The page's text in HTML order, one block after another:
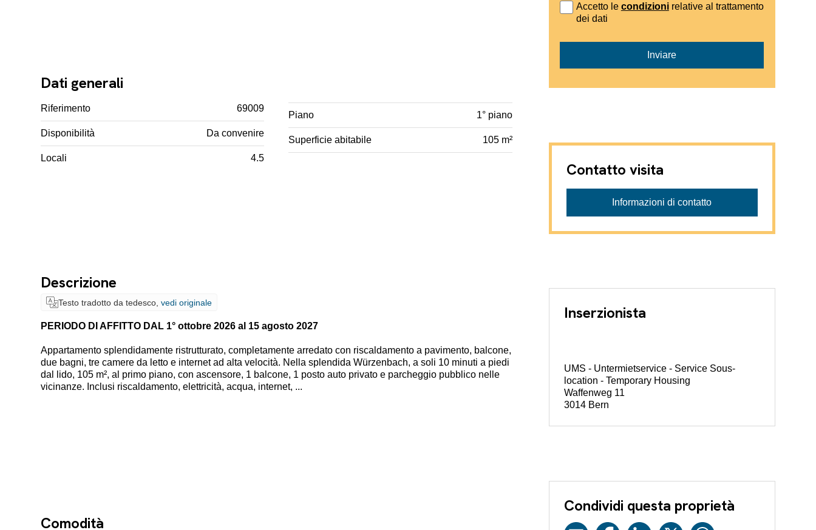
Dati generali
Riferimento 69009
Disponibilità Da convenire
Locali 4.5
Piano 1° piano
Superficie abitabile 105 m²
Descrizione
Testo tradotto da tedesco, vedi originale
PERIODO DI AFFITTO DAL 1° ottobre 2026 al 15 agosto 2027
Appartamento splendidamente ristrutturato, completamente arredato con riscaldamento a pavimento, balcone,
due bagni, tre camere da letto e internet ad alta velocità. Nella splendida Würzenbach, a soli 10 minuti a piedi
dal lido, 105 m², al primo piano, con ascensore, 1 balcone, 1 posto auto privato e parcheggio pubblico nelle
vicinanze. Inclusi riscaldamento, elettricità, acqua, internet, ...
Comodità
Accetto le condizionirelative al trattamento
dei dati
Inviare
Contatto visita
Informazioni di contatto
Inserzionista
UMS - Untermietservice - Service Sous-
location - Temporary Housing
Waffenweg 11
3014 Bern
Condividi questa proprietà